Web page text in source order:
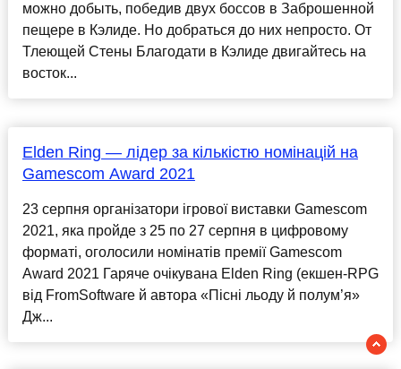
можно добыть, победив двух боссов в Заброшенной
пещере в Кэлиде. Но добраться до них непросто. От
Тлеющей Стены Благодати в Кэлиде двигайтесь на
восток...
Elden Ring — лідер за кількістю номінацій на
Gamescom Award 2021
23 серпня організатори ігрової виставки Gamescom
2021, яка пройде з 25 по 27 серпня в цифровому
форматі, оголосили номінатів премії Gamescom
Award 2021 Гаряче очікувана Elden Ring (екшен-RPG
від FromSoftware й автора «Пісні льоду й полум’я»
Дж...